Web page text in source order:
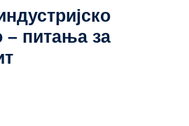
питања за